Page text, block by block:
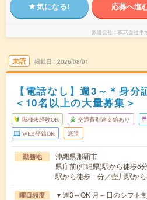
気になる! 応募へ進
派遣会社 株式会社ネ
未読 掲載日 2026/08/01
【電話なし】週3～＊身
＜10名以上の大量募集＞
職種未経験OK 交通費別途支給あり
WEB登録OK 派遣
勤務地
沖縄県那覇市
県庁前(沖縄県)駅から徒歩5
駅から徒歩---分／壺川駅か
曜日頻度 ▼週3～OK 月～日のシフト